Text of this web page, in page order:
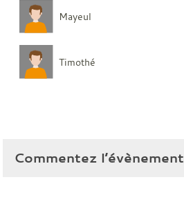
Mayeul
Timothé
Commentez l’évènement